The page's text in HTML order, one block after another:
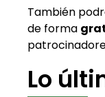
También
de forma
Lo